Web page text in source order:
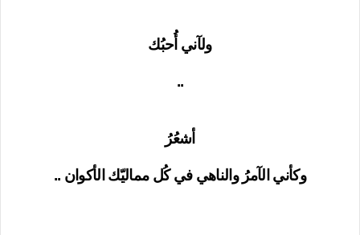
ولآني أُحبُك
..
أشعُرُ
وكأني الآمرُ والناهي في كُل مماليّك الأكوان ..